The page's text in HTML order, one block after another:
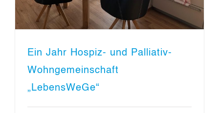
Ein Jahr Hospiz- und Palliativ-
Wohngemeinschaft
„LebensWeGe“